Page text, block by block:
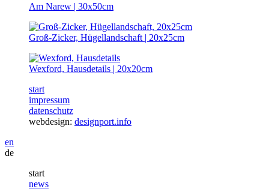
Am Narew | 30x50cm
Groß-Zicker, Hügellandschaft | 20x25cm
Wexford, Hausdetails | 20x20cm
start
impressum
datenschutz
webdesign: designport.info
en
de
start
news